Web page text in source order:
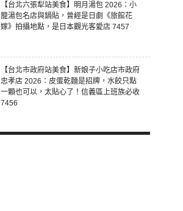
【台北六張犁站美食】明月湯包 2026：小
籠湯包名店與鍋貼，曾經是日劇《旅館花
嫁》拍攝地點，是日本觀光客愛店 7457
【台北市政府站美食】新娘子小吃店市政府
忠孝店 2026：皮蛋乾麵是招牌，水餃只點
一顆也可以，太貼心了！信義區上班族必收
7456